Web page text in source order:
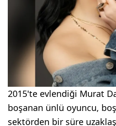
2015'te evlendiği Murat
boşanan ünlü oyuncu,
sektörden bir süre